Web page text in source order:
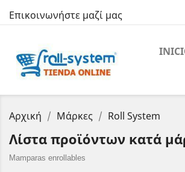
Επικοινωνήστε μαζί μας
Αρχική Μάρκες Roll System
Λίστα προϊόντων κατά
Mamparas enrollables